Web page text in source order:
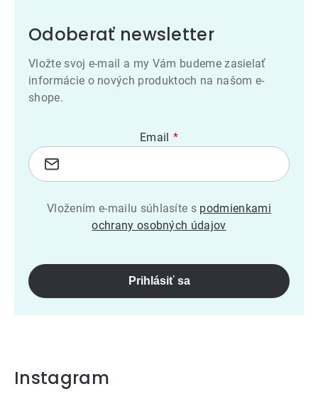
Odoberať newsletter
Vložte svoj e-mail a my Vám budeme zasielať
informácie o nových produktoch na našom e-
shope.
Email
Vložením e-mailu súhlasíte s podmienkami
ochrany osobných údajov
Prihlásiť sa
Instagram